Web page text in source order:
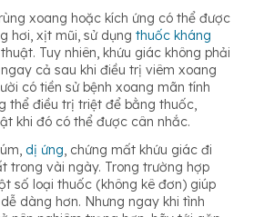
xoang hoặc kích ứng có thể được
hơi, xịt mũi, sử dụng thuốc kháng
Tuy nhiên, khứu giác không phải
cả sau khi điều trị viêm xoang
có tiền sử bệnh xoang mãn tính
thể điều trị triệt để bằng thuốc,
khi đó có thể được cân nhắc.
dị ứng, chứng mất khứu giác đi
trong vài ngày. Trong trường hợp
số loại thuốc (không kê đơn) giúp
dàng hơn. Nhưng ngay khi tình